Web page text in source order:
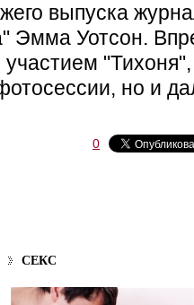
выпуска
Эмма Уотсон.
но и
0
СЕКС